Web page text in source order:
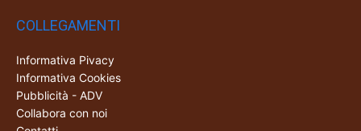
COLLEGAMENTI
Informativa Pivacy
Informativa Cookies
Pubblicità - ADV
Collabora con noi